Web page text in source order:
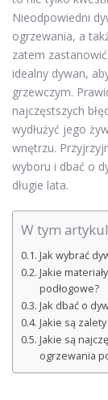
Nieodpowiedni
ogrzewania, a
zatem
idealny dywan,
grzewczym.
najczęstszych
wydłużyć jego
wnętrzu.
wyboru i dbać o
długie lata.
W tym
Jak wybrać
Jakie
podłogowe?
Jak dbać o
Jakie są
Jakie są
ogrzewania